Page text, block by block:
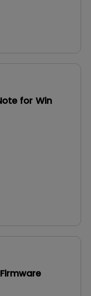
for Win